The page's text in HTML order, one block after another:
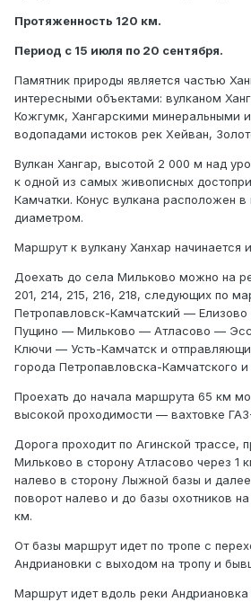
Протяженность 120 км.
Период с 15 июля по 20 сентября.
Памятник природы является частью
интересными объектами: вулканом
Кожгумк, Хангарскими минеральными
водопадами истоков рек Хейван,
Вулкан Хангар, высотой 2 000 м над
к одной из самых живописных
Камчатки. Конус вулкана расположен в
диаметром.
Маршрут к вулкану Ханхар начинается
Доехать до села Мильково можно на
201, 214, 215, 216, 218, следующих по
Петропавловск-Камчатский —
Пущино — Мильково — Атласово —
Ключи — Усть-Камчатск и
города Петропавловска-Камчатского
Проехать до начала маршрута 65 км
высокой проходимости — вахтовке
Дорога проходит по Агинской трассе,
Мильково в сторону Атласово через 1
налево в сторону Лыжной базы и
поворот налево и до базы охотников
км.
От базы маршрут идет по тропе с
Андриановки с выходом на тропу и
Маршрут идет вдоль реки